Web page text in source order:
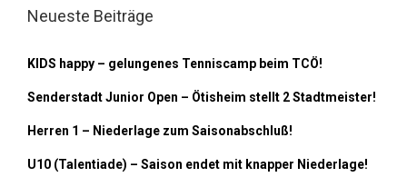
Neueste Beiträge
KIDS happy – gelungenes Tenniscamp beim TCÖ!
Senderstadt Junior Open – Ötisheim stellt 2 Stadtmeister!
Herren 1 – Niederlage zum Saisonabschluß!
U10 (Talentiade) – Saison endet mit knapper Niederlage!